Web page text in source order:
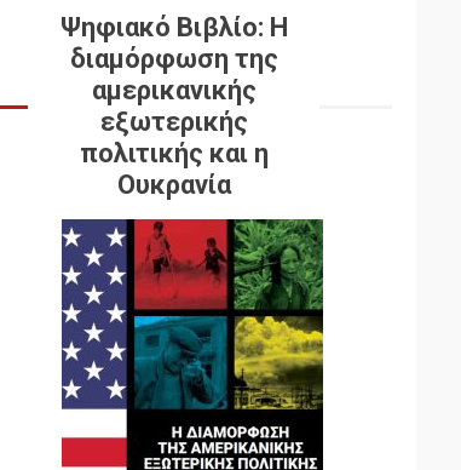
Ψηφιακό Βιβλίο: Η
διαμόρφωση της
αμερικανικής
εξωτερικής
πολιτικής και η
Ουκρανία